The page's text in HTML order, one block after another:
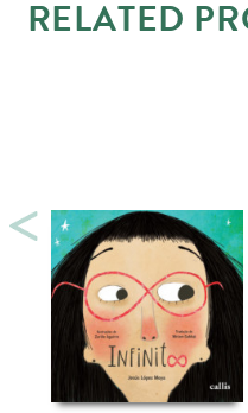
RELATED